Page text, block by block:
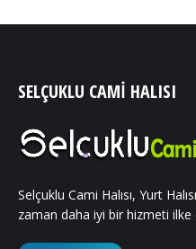
SELÇUKLU CAMI HALISI
Selçuklu Cami Halısı, Yurt
zaman daha iyi bir hizmeti ilke